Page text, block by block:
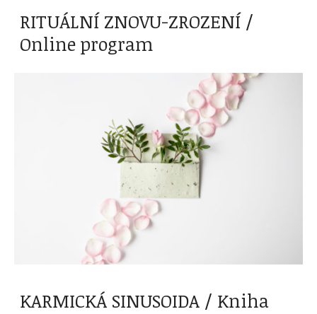
RITUÁLNÍ ZNOVU-ZROZENÍ /
Online program
KARMICKÁ SINUSOIDA / Kniha